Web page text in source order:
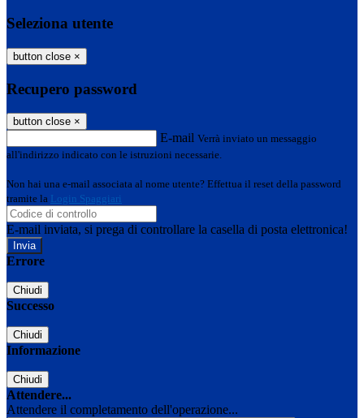
Seleziona utente
button close ×
Recupero password
button close ×
E-mail Verrà inviato un messaggio
all'indirizzo indicato con le istruzioni necessarie.
Non hai una e-mail associata al nome utente? Effettua il reset della password
tramite la Login Spaggiari
E-mail inviata, si prega di controllare la casella di posta elettronica!
Errore
Chiudi
Successo
Chiudi
Informazione
Chiudi
Attendere...
Attendere il completamento dell'operazione...